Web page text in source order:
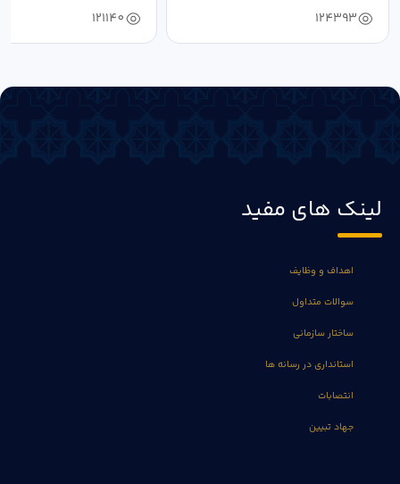
124393
121140
لینک های مفید
اهداف و وظایف
سوالات متداول
ساختار سازمانی
استانداری در رسانه ها
انتصابات
جهاد تبیین